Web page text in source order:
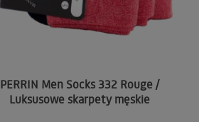
PERRIN Men Socks 332 Rouge /
Luksusowe skarpety męskie